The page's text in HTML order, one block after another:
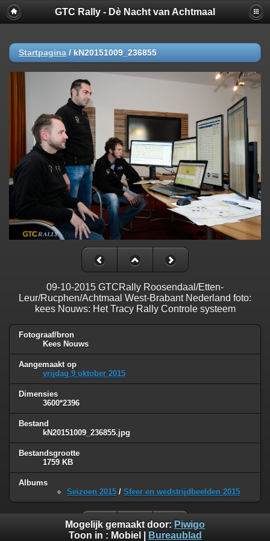
GTC Rally - Dè Nacht van Achtmaal
Startpagina / kN20151009_236855
09-10-2015 GTCRally Roosendaal/Etten-
Leur/Rucphen/Achtmaal West-Brabant Nederland foto:
kees Nouws: Het Tracy Rally Controle systeem
Fotograaf/bron
Kees Nouws
Aangemaakt op
vrijdag 9 oktober 2015
Dimensies
3600*2396
Bestand
kN20151009_236855.jpg
Bestandsgrootte
1759 KB
Albums
Seizoen 2015 / Sfeer en wedstrijdbeelden 2015
Mogelijk gemaakt door: Piwigo
Toon in : Mobiel Bureaublad